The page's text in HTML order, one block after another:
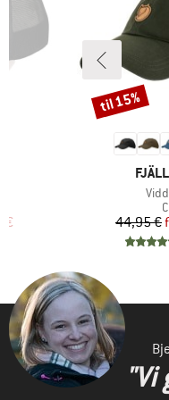
€ 44,95 €
Rabat
til 15%